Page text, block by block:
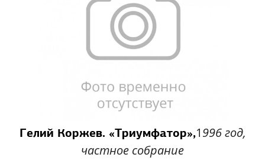
Гелий Коржев. «Триумфатор»,1996 год,
частное собрание